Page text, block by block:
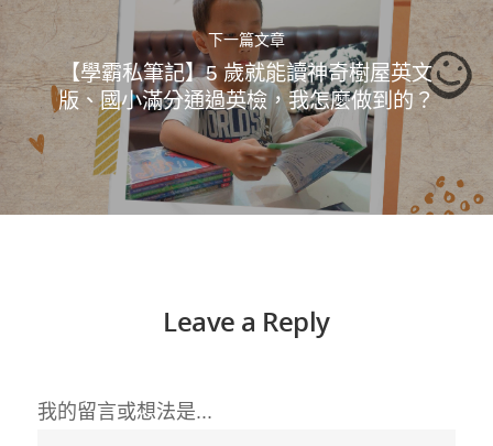
下一篇文章
【學霸私筆記】5 歲就能讀神奇樹屋英文
版、國小滿分通過英檢，我怎麼做到的？
Leave a Reply
我的留言或想法是...